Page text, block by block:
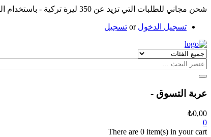
شحن مجاني للطلبات التي تزيد عن 350 ليرة تركية - باستخدام الكود: الشحن
تسجيل الدخول or تسجيل
عربة التسوق -
₺0,00
0
There are 0 item(s) in your cart